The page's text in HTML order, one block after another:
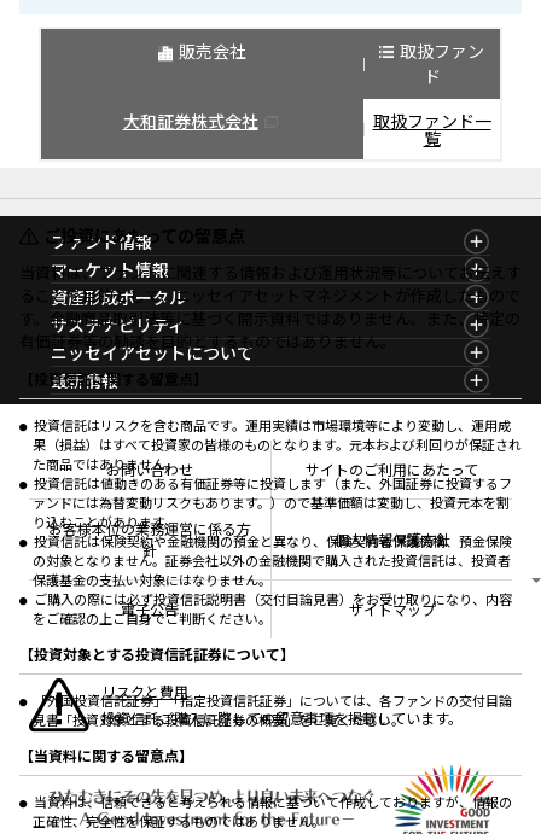
販売会社
取扱ファン
ド
大和証券株式会社
取扱ファンド一
覧
ご投資にあたっての留意点
当資料は、ファンドに関連する情報および運用状況等についてお伝えす
ることを目的として、ニッセイアセットマネジメントが作成したもので
す。金融商品取引法等に基づく開示資料ではありません。また、特定の
有価証券等の勧誘を目的とするものではありません。
【投資信託に関する留意点】
投資信託はリスクを含む商品です。運用実績は市場環境等により変動し、運用成
果（損益）はすべて投資家の皆様のものとなります。元本および利回りが保証され
た商品ではありません。
投資信託は値動きのある有価証券等に投資します（また、外国証券に投資するフ
ァンドには為替変動リスクもあります。）ので基準価額は変動し、投資元本を割
り込むことがあります。
投資信託は保険契約や金融機関の預金と異なり、保険契約者保護機構、預金保険
の対象となりません。証券会社以外の金融機関で購入された投資信託は、投資者
保護基金の支払い対象にはなりません。
ご購入の際には必ず投資信託説明書（交付目論見書）をお受け取りになり、内容
をご確認の上ご自身でご判断ください。
【投資対象とする投資信託証券について】
「外国投資信託証券」「指定投資信託証券」については、各ファンドの交付目論
見書「投資対象とする投資信託証券の概要」をご覧ください。
【当資料に関する留意点】
当資料は、信頼できると考えられる情報に基づいて作成しておりますが、情報の
正確性、完全性を保証するものではありません。
ファンド情報
ファンド情報TOP
基準価額一覧
ファンド検索
ファンド比較
決算カレンダー
海外休日カレンダー
投資信託新商品のご案内
投資信託償還商品のご案内
ちょこっと3分！ファンドシアター
有価証券届出書の効力の発生の有無について
こだわりのインデックスファンド 購入・換金手数料
なしシリーズ
確定拠出年金について
マーケット情報
マーケット情報TOP
マーケット指数
マーケットレポート
コラム
ファンドレポート
資産形成ポータル
資産形成ポータルTOP
資産形成サービス
Nダイレクト
Goal Navi
資産形成サポート
NAMシティ
お問い合わせ
よくあるご質問
投資の教室
サステナビリティ
サステナビリティTOP
サステナビリティ経営
サステナブル投資
ニッセイアセットについて
ニッセイアセットについてTOP
会社情報
プレスリリース
受賞歴
方針・その他開示情報
採用情報
公式キャラクターのご紹介
最新情報
マーケットニュース
商品ニュース
おしらせ
メディアお問い合わせ サイトのご利用にあたって
お客様本位の業務運営に係る方
針
個人情報保護方針
電子公告 サイトマップ
リスクと費用
投資信託ご購入に際しての留意事項を掲載しています。